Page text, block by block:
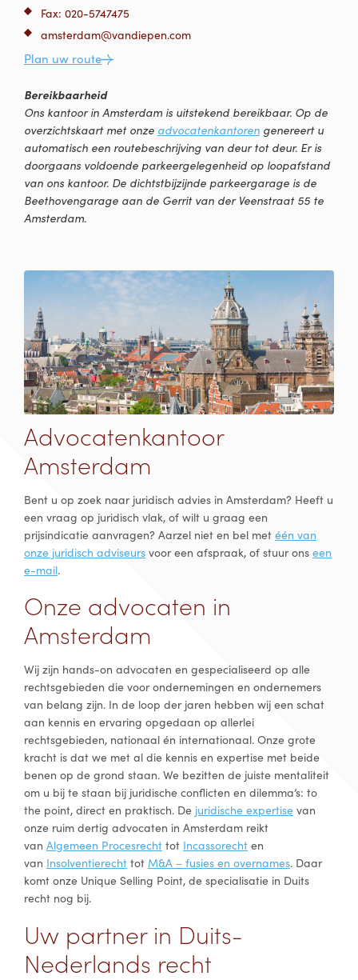
Fax: 020-5747475
amsterdam@vandiepen.com
Plan uw route
Bereikbaarheid
Ons kantoor in Amsterdam is uitstekend bereikbaar. Op de
overzichtskaart met onze advocatenkantoren genereert u
automatisch een routebeschrijving van deur tot deur. Er is
doorgaans voldoende parkeergelegenheid op loopafstand
van ons kantoor. De dichtstbijzijnde parkeergarage is de
Beethovengarage aan de Gerrit van der Veenstraat 55 te
Amsterdam.
Advocatenkantoor
Amsterdam
Bent u op zoek naar juridisch advies in Amsterdam? Heeft u
een vraag op juridisch vlak, of wilt u graag een
prijsindicatie aanvragen? Aarzel niet en bel met één van
onze juridisch adviseurs voor een afspraak, of stuur ons een
e-mail.
Onze advocaten in
Amsterdam
Wij zijn hands-on advocaten en gespecialiseerd op alle
rechtsgebieden die voor ondernemingen en ondernemers
van belang zijn. In de loop der jaren hebben wij een schat
aan kennis en ervaring opgedaan op allerlei
rechtsgebieden, nationaal én internationaal. Onze grote
kracht is dat we met al die kennis en expertise met beide
benen op de grond staan. We bezitten de juiste mentaliteit
om u bij te staan bij juridische conflicten en dilemma’s: to
the point, direct en praktisch. De juridische expertise van
onze ruim dertig advocaten in Amsterdam reikt
van Algemeen Procesrecht tot Incassorecht en
van Insolventierecht tot M&A – fusies en overnames. Daar
komt onze Unique Selling Point, de specialisatie in Duits
recht nog bij.
Uw partner in Duits-
Nederlands recht